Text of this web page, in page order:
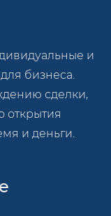
и
бизнеса.
сделки,
открытия
и деньги.